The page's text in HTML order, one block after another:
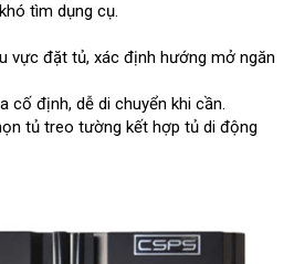
tìm dụng cụ.
vực đặt tủ, xác định hướng mở ngăn
cố định, dễ di chuyển khi cần.
tủ treo tường kết hợp tủ di động